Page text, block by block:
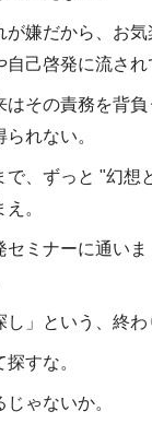
が嫌だから、お
己啓発に流され
はその責務を背
れない。
で、ずっと "幻想
。
セミナーに通い
」という、終わ
探すな。
ゃないか。